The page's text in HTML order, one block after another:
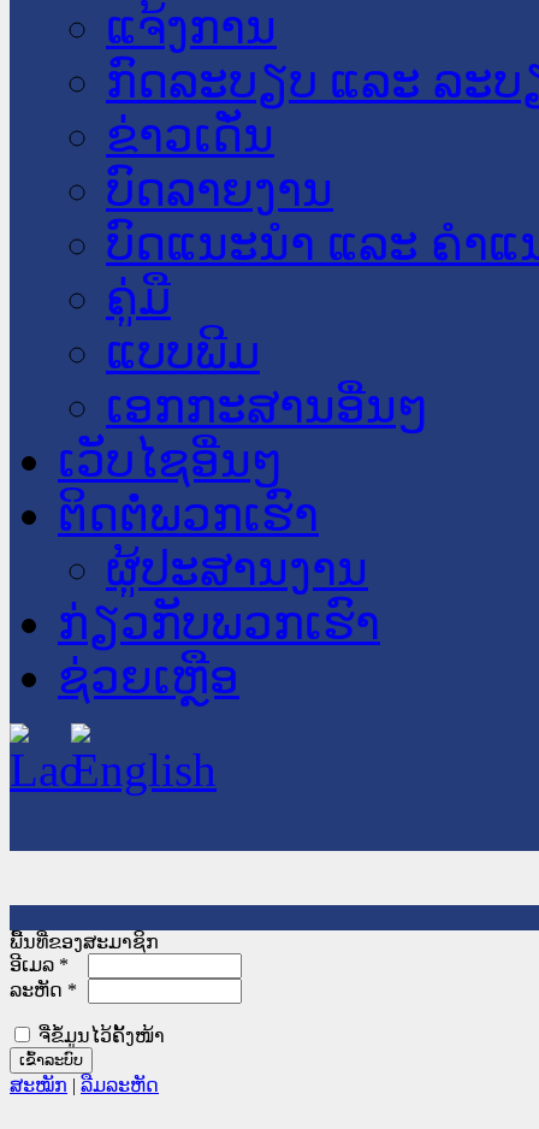
ແຈ້ງການ
ກົດລະບຽບ ແລະ ລະບ
ຂ່າວເດັ່ນ
ບົດລາຍງານ
ບົດແນະນໍາ ແລະ ຄໍາແ
ຄູ່ມື
ແບບພີມ
ເອກກະສານອື່ນໆ
ເວັບໄຊອື່ນໆ
ຕິດຕໍ່ພວກເຮົາ
ຜູ້ປະສານງານ
ກ່ຽວກັບພວກເຮົາ
ຊ່ວຍເຫຼືອ
ພື້ນທີ່ຂອງສະມາຊິກ
ອີເມລ *
ລະຫັດ *
ຈື່ຂໍ້ມູນໄວ້ຄັ້ງໜ້າ
ສະໝັກ | ລືມລະຫັດ